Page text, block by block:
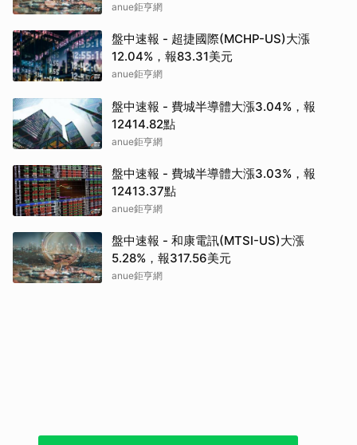
anue鉅亨網
盤中速報 - 超捷國際(MCHP-US)大漲
12.04%，報83.31美元
anue鉅亨網
盤中速報 - 費城半導體大漲3.04%，報
12414.82點
anue鉅亨網
盤中速報 - 費城半導體大漲3.03%，報
12413.37點
anue鉅亨網
盤中速報 - 和康電訊(MTSI-US)大漲
5.28%，報317.56美元
anue鉅亨網